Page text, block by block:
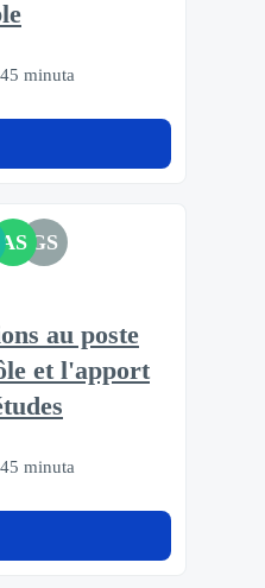
minuta
AS GS
au poste
et l'apport
minuta